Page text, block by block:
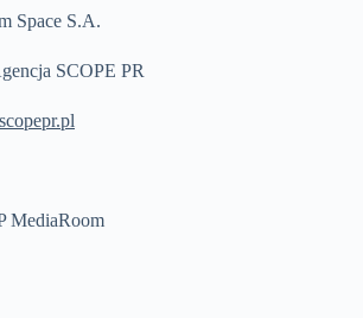
Space S.A.
SCOPE PR
MediaRoom